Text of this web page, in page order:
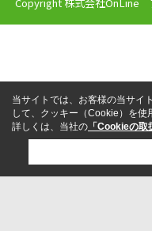
当サイトでは、お客様の当サイ
して、クッキー（Cookie）を使
詳しくは、当社の 「Cookieの取